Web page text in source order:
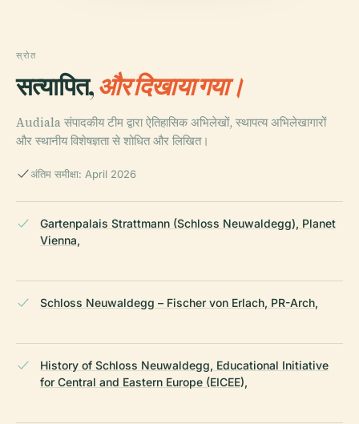
स्रोत
सत्यापित,और दिखाया गया।
Audiala संपादकीय टीम द्वारा ऐतिहासिक अभिलेखों, स्थापत्य अभिलेखागारों
और स्थानीय विशेषज्ञता से शोधित और लिखित।
अंतिम समीक्षा: April 2026
Gartenpalais Strattmann (Schloss Neuwaldegg), Planet
Vienna,
Schloss Neuwaldegg – Fischer von Erlach, PR-Arch,
History of Schloss Neuwaldegg, Educational Initiative
for Central and Eastern Europe (EICEE),